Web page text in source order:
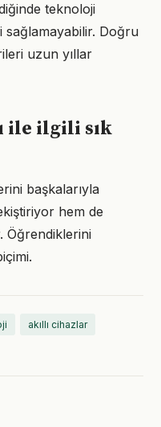
teknoloji
sağlamayabilir. Doğru
uzun yıllar
ile ilgili sık
başkalarıyla
hem de
Öğrendiklerini
akıllı cihazlar